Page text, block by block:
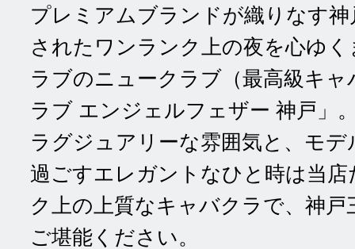
プレミアムブランドが織りなす
されたワンランク上の夜を心ゆ
ラブのニュークラブ（最高級キ
ラブ エンジェルフェザー 神戸」
ラグジュアリーな雰囲気と、モ
過ごすエレガントなひと時は当
ク上の上質なキャバクラで、神
ご堪能ください。